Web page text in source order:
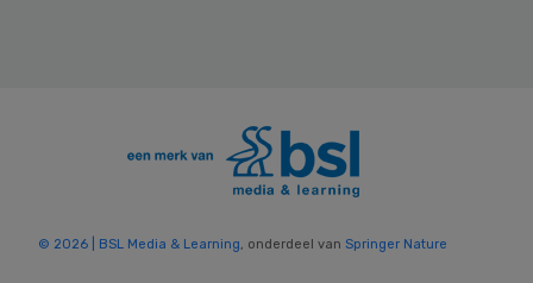
© 2026 | BSL Media & Learning, onderdeel van Springer Nature